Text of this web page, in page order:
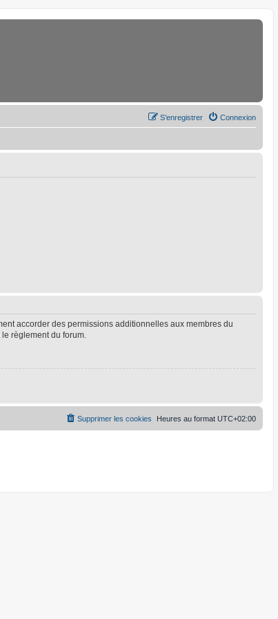
Connexion
S’enregistrer
accorder des permissions additionnelles aux membres du
règlement du forum.
Heures au format UTC+02:00
Supprimer les cookies